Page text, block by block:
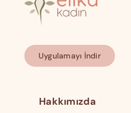
Uygulamayı İndir
Hakkımızda